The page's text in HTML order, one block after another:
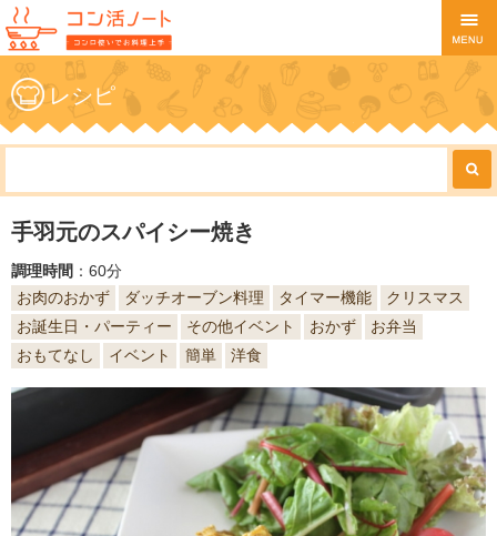
レシピ
手羽元のスパイシー焼き
調理時間 ：60分
お肉のおかず
ダッチオーブン料理 タイマー機能
クリスマス
お誕生日・パーティー
その他イベント おかず
お弁当
おもてなし
イベント 簡単 洋食